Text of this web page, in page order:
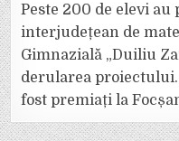
Peste 200 de elevi
interjudețean de
Gimnazială „Duiliu
derularea proiectului.
fost premiați la